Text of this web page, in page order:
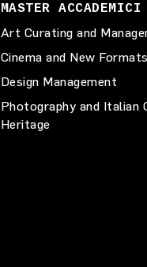
MASTER ACCADEMICI
Art Curating and
Cinema and New
Design Management
Photography and Italian
Heritage